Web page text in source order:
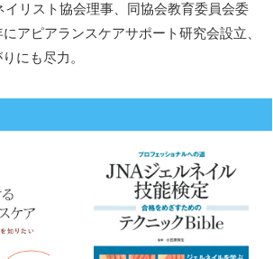
イリスト協会理事、同協会教育委員会委
アピアランスケアサポート研究会設立、
にも尽力。